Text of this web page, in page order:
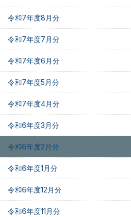
令和7年度8月分
令和7年度7月分
令和7年度6月分
令和7年度5月分
令和7年度4月分
令和6年度3月分
令和6年度2月分
令和6年度1月分
令和6年度12月分
令和6年度11月分